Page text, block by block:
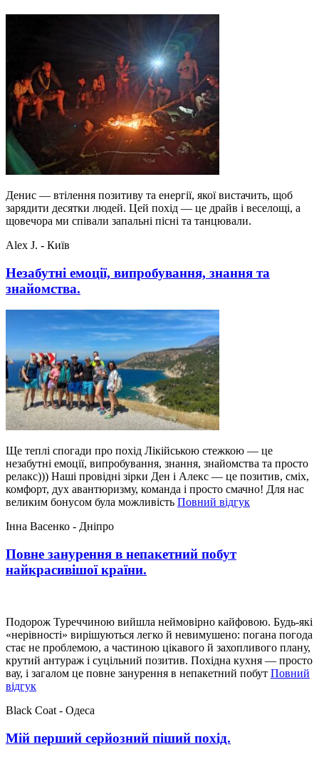
Денис — втілення позитиву та енергії, якої вистачить, щоб
зарядити десятки людей. Цей похід — це драйв і веселощі, а
щовечора ми співали запальні пісні та танцювали.
Alex J. - Київ
Незабутні емоції, випробування, знання та
знайомства.
Ще теплі спогади про похід Лікійською стежкою — це
незабутні емоції, випробування, знання, знайомства та просто
релакс))) Наші провідні зірки Ден і Алекс — це позитив, сміх,
комфорт, дух авантюризму, команда і просто смачно! Для нас
великим бонусом була можливість Повний відгук“Незабутні
Інна Васенко - Дніпро
Повне занурення в непакетний побут
найкрасивішої країни.
Подорож Туреччиною вийшла неймовірно кайфовою. Будь-які
«нерівності» вирішуються легко й невимушено: погана погода
стає не проблемою, а частиною цікавого й захопливого плану,
крутий антураж і суцільний позитив. Похідна кухня — просто
вау, і загалом це повне занурення в непакетний побут Повний
відгук“Повне
в
побут
найкрасивішої
Black Coat - Одеса
Мій перший серйозний піший похід.